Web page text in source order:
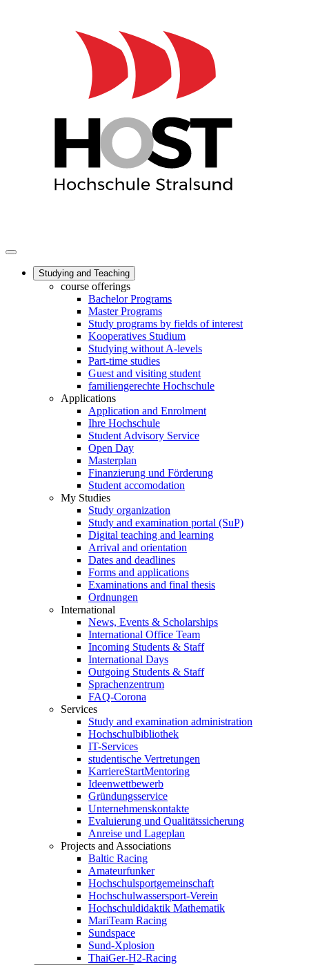
Studying and Teaching
course offerings
Bachelor Programs
Master Programs
Study programs by fields of interest
Kooperatives Studium
Studying without A-levels
Part-time studies
Guest and visiting student
familiengerechte Hochschule
Applications
Application and Enrolment
Ihre Hochschule
Student Advisory Service
Open Day
Masterplan
Finanzierung und Förderung
Student accomodation
My Studies
Study organization
Study and examination portal (SuP)
Digital teaching and learning
Arrival and orientation
Dates and deadlines
Forms and applications
Examinations and final thesis
Ordnungen
International
News, Events & Scholarships
International Office Team
Incoming Students & Staff
International Days
Outgoing Students & Staff
Sprachenzentrum
FAQ-Corona
Services
Study and examination administration
Hochschulbibliothek
IT-Services
studentische Vertretungen
KarriereStartMentoring
Ideenwettbewerb
Gründungsservice
Unternehmenskontakte
Evaluierung und Qualitätssicherung
Anreise und Lageplan
Projects and Associations
Baltic Racing
Amateurfunker
Hochschulsportgemeinschaft
Hochschulwassersport-Verein
Hochschuldidaktik Mathematik
MariTeam Racing
Sundspace
Sund-Xplosion
ThaiGer-H2-Racing